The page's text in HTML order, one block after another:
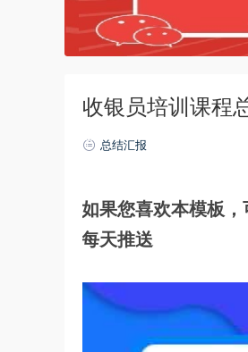
收银员培训课程
总结汇报
如果您喜欢本模板，
每天推送